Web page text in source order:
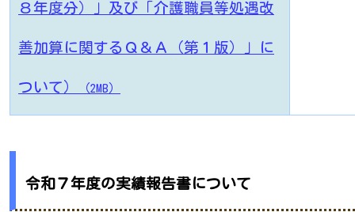
８年度分）」及び「介護職員等処遇改
善加算に関するＱ＆Ａ（第１版）」に
ついて） （2MB）
令和７年度の実績報告書について